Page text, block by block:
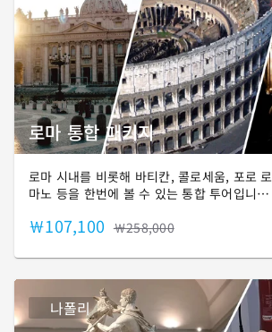
로마 통합 패키지
로마 시내를 비롯해 바티칸, 콜로세움, 포로 로
마노 등을 한번에 볼 수 있는 통합 투어입니다!
눈으로 경험해 보세요.
￦107,100 ￦258,000
나폴리